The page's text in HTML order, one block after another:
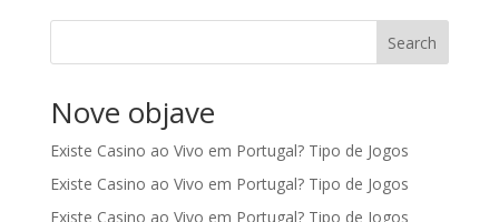
Search
Nove objave
Existe Casino ao Vivo em Portugal? Tipo de Jogos
Existe Casino ao Vivo em Portugal? Tipo de Jogos
Existe Casino ao Vivo em Portugal? Tipo de Jogos